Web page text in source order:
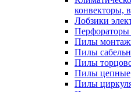
конвекторы,
Лобзики
Перфораторы
Пилы
Пилы
Пилы
Пилы цепные
Пилы